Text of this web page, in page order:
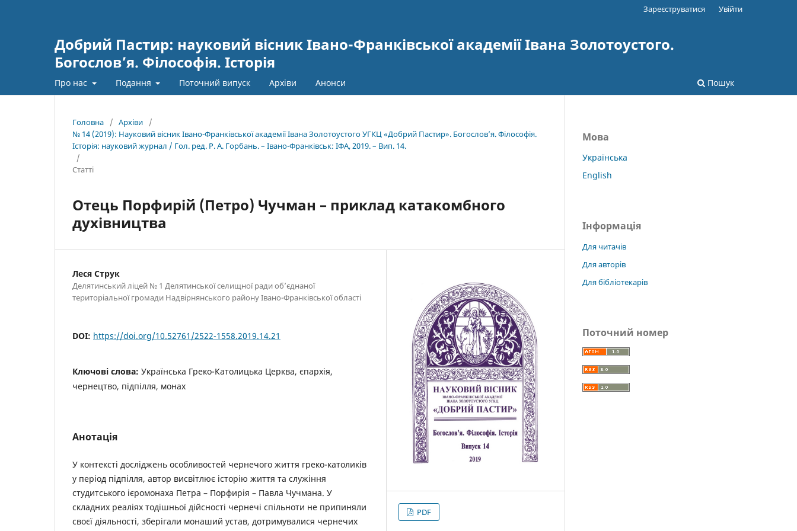
Добрий Пастир: науковий вісник Івано-Франківської академії Івана Золотоустого.
Богослов’я. Філософія. Історія
Про нас Подання Поточний випуск Архіви Анонси Пошук
Зареєструватися Увійти
Головна / Архіви
/
№ 14 (2019): Науковий вісник Івано-Франківської академії Івана Золотоустого УГКЦ «Добрий Пастир». Богослов’я. Філософія.
Історія: науковий журнал / Гол. ред. Р. А. Горбань. – Івано-Франківськ: ІФА, 2019. – Вип. 14.
/
Статті
Отець Порфирій (Петро) Чучман – приклад катакомбного
духівництва
Леся Струк
Делятинський ліцей № 1 Делятинської селищної ради об’єднаної
територіальної громади Надвірнянського району Івано-Франківської області
DOI: https://doi.org/10.52761/2522-1558.2019.14.21
Ключові слова: Українська Греко-Католицька Церква, єпархія,
чернецтво, підпілля, монах
Анотація
У контексті досліджень особливостей чернечого життя греко-католиків
у період підпілля, автор висвітлює історію життя та служіння
студитського ієромонаха Петра – Порфирія – Павла Чучмана. У
складних реаліях тодішньої дійсності чернечі спільноти не припиняли
своєї діяльності, зберігали монаший устав, дотримувалися чернечих
PDF
Мова
Українська
English
Інформація
Для читачів
Для авторів
Для бібліотекарів
Поточний номер